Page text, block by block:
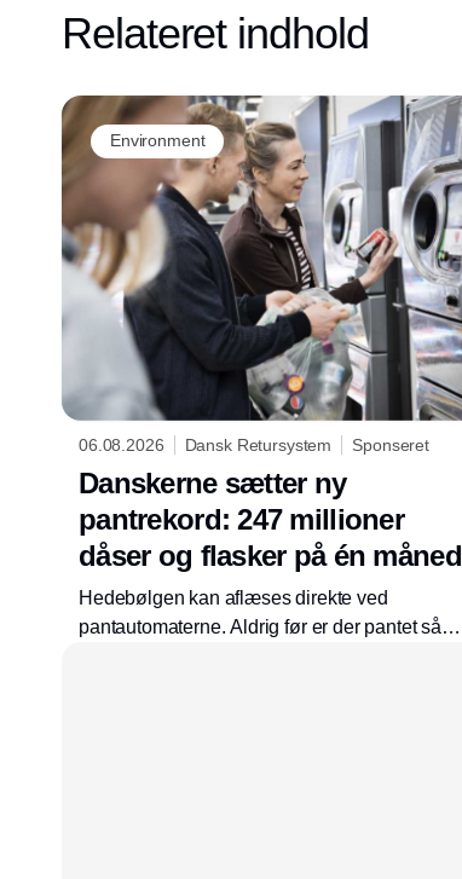
Relateret indhold
Environment
06.08.2026 Dansk Retursystem Sponseret
Danskerne sætter ny
pantrekord: 247 millioner
dåser og flasker på én måned
Hedebølgen kan aflæses direkte ved
pantautomaterne. Aldrig før er der pantet så